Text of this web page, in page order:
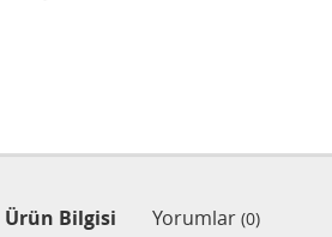
Ürün Bilgisi Yorumlar (0)